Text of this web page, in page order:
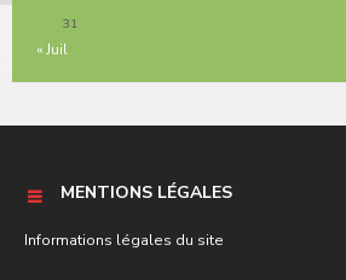
31
« Juil
MENTIONS LÉGALES
Informations légales du site